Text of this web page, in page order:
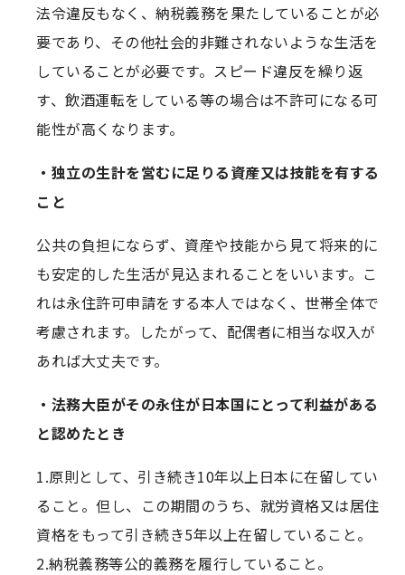
法令違反もなく、納税義務を果たしていることが必
要であり、その他社会的非難されないような生活を
していることが必要です。スピード違反を繰り返
す、飲酒運転をしている等の場合は不許可になる可
能性が高くなります。
・独立の生計を営むに足りる資産又は技能を有する
こと
公共の負担にならず、資産や技能から見て将来的に
も安定的した生活が見込まれることをいいます。こ
れは永住許可申請をする本人ではなく、世帯全体で
考慮されます。したがって、配偶者に相当な収入が
あれば大丈夫です。
・法務大臣がその永住が日本国にとって利益がある
と認めたとき
1.原則として、引き続き10年以上日本に在留してい
ること。但し、この期間のうち、就労資格又は居住
資格をもって引き続き5年以上在留していること。
2.納税義務等公的義務を履行していること。